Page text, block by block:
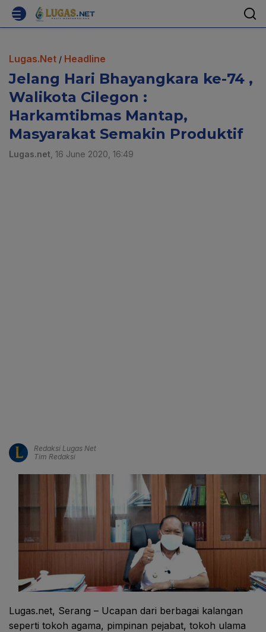
Lugas.Net / Headline
Jelang Hari Bhayangkara ke-74 ,
Walikota Cilegon :
Harkamtibmas Mantap,
Masyarakat Semakin Produktif
Lugas.net , 16 June 2020, 16:49
Redaksi Lugas Net
Tim Redaksi
Lugas.net, Serang – Ucapan dari berbagai kalangan
seperti tokoh agama, pimpinan pejabat, tokoh ulama